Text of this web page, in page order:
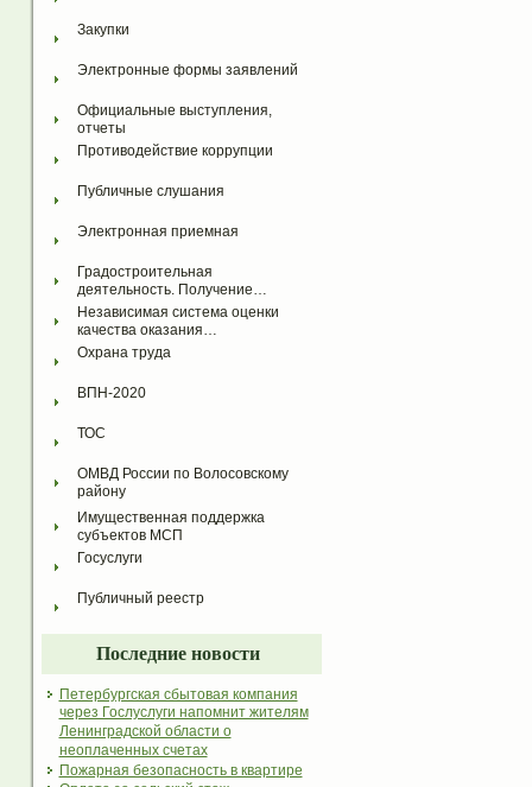
Закупки
Электронные формы заявлений
Официальные выступления,
отчеты
Противодействие коррупции
Публичные слушания
Электронная приемная
Градостроительная
деятельность. Получение…
Независимая система оценки
качества оказания…
Охрана труда
ВПН-2020
ТОС
ОМВД России по Волосовскому
району
Имущественная поддержка
субъектов МСП
Госуслуги
Публичный реестр
Последние новости
Петербургская сбытовая компания
через Гослуслуги напомнит жителям
Ленинградской области о
неоплаченных счетах
Пожарная безопасность в квартире